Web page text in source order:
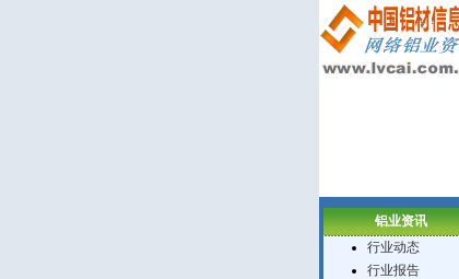
铝业资讯
行业动态
行业报告